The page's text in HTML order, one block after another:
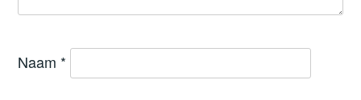
Naam *